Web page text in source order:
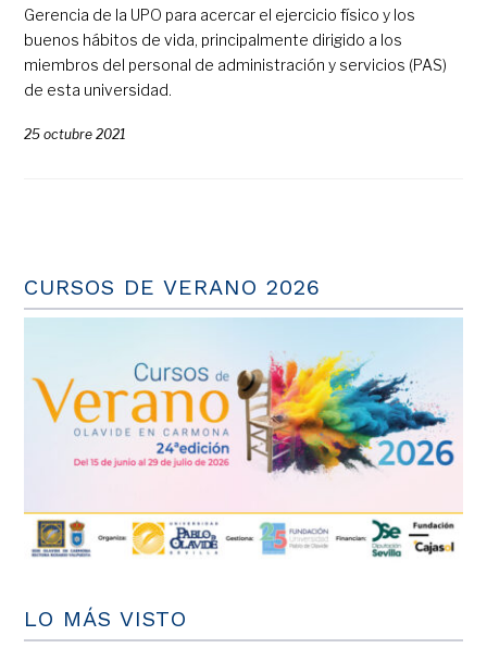
Gerencia de la UPO para acercar el ejercicio físico y los
buenos hábitos de vida, principalmente dirigido a los
miembros del personal de administración y servicios (PAS)
de esta universidad.
25 octubre 2021
CURSOS DE VERANO 2026
LO MÁS VISTO